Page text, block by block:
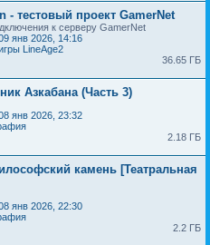
- тестовый проект GamerNet
к серверу GamerNet
янв 2026, 14:16
LineAge2
36.65 ГБ
Азкабана (Часть 3)
янв 2026, 23:32
2.18 ГБ
камень [Театральная
янв 2026, 22:30
2.2 ГБ